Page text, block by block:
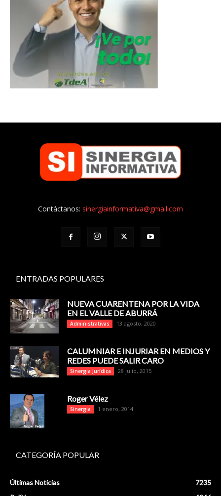
Contáctanos: sinergiainformativa@gmail.com
ENTRADAS POPULARES
NUEVA CUARENTENA POR LA VIDA
EN EL VALLE DE ABURRÁ
Administrativas 13 agosto, 2020
CALUMNIAR E INJURIAR EN MEDIOS Y
REDES PUEDE SALIR CARO
Sinergia Jurídica 28 julio, 2015
Roger Vélez
Sinergia 1 enero, 2014
CATEGORÍA POPULAR
Últimas Noticias
7235